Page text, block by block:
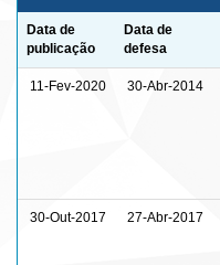
Data de
publicação
Data de
defesa
11-Fev-2020 30-Abr-2014
30-Out-2017 27-Abr-2017